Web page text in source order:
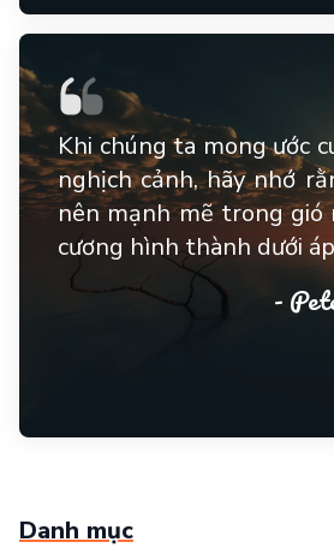
Khi chúng ta mong ước
nghịch cảnh, hãy nhớ
nên mạnh mẽ trong gió
cương hình thành dưới
-
Danh mục